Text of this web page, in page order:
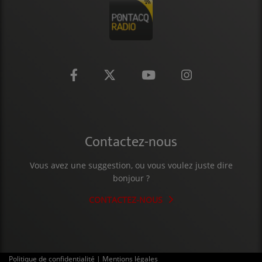
Contactez-nous
Vous avez une suggestion, ou vous voulez juste dire
bonjour ?
CONTACTEZ-NOUS
Politique de confidentialité | Mentions légales